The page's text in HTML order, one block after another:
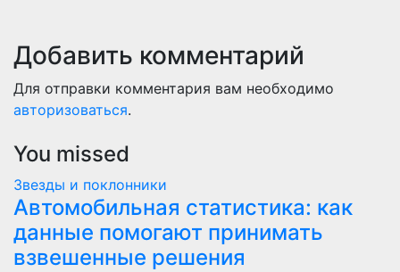
Добавить комментарий
Для отправки комментария вам необходимо
авторизоваться.
You missed
Звезды и поклонники
Автомобильная статистика: как
данные помогают принимать
взвешенные решения